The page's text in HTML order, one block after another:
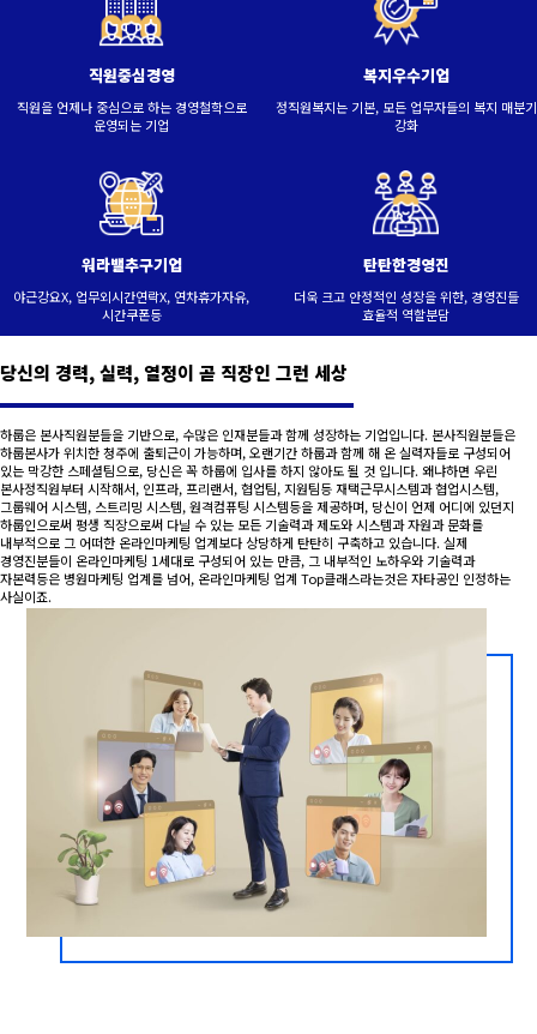
직원중심경영
직원을 언제나 중심으로 하는 경영철학으로
운영되는 기업
복지우수기업
정직원복지는 기본, 모든 업무자들의 복지 매분기
강화
워라밸추구기업
야근강요X, 업무외시간연락X, 연차휴가자유,
시간쿠폰등
탄탄한경영진
더욱 크고 안정적인 성장을 위한, 경영진들
효율적 역할분담
당신의 경력, 실력, 열정이 곧 직장인 그런 세상
하룹은 본사직원분들을 기반으로, 수많은 인재분들과 함께 성장하는 기업입니다. 본사직원분들은
하룹본사가 위치한 청주에 출퇴근이 가능하며, 오랜기간 하룹과 함께 해 온 실력자들로 구성되어
있는 막강한 스페셜팀으로, 당신은 꼭 하룹에 입사를 하지 않아도 될 것 입니다. 왜냐하면 우린
본사정직원부터 시작해서, 인프라, 프리랜서, 협업팀, 지원팀등 재택근무시스템과 협업시스템,
그룹웨어 시스템, 스트리밍 시스템, 원격컴퓨팅 시스템등을 제공하며, 당신이 언제 어디에 있던지
하룹인으로써 평생 직장으로써 다닐 수 있는 모든 기술력과 제도와 시스템과 자원과 문화를
내부적으로 그 어떠한 온라인마케팅 업계보다 상당하게 탄탄히 구축하고 있습니다. 실제
경영진분들이 온라인마케팅 1세대로 구성되어 있는 만큼, 그 내부적인 노하우와 기술력과
자본력등은 병원마케팅 업계를 넘어, 온라인마케팅 업계 Top클래스라는것은 자타공인 인정하는
사실이죠.